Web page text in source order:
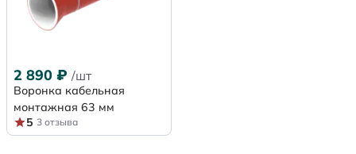
2 890 ₽ /шт
Воронка кабельная
монтажная 63 мм
5 3 отзыва